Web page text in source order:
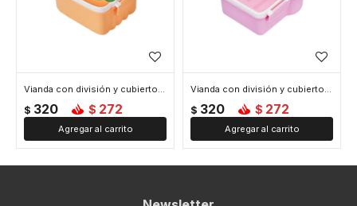
Vianda con división y cubiertos 17x15x8cm Hamburguesa - Amarillo
$ 320 $ 272
Vianda con división y cubiertos 17x16x8cm Cupcake - Rosado
$ 320 $ 272